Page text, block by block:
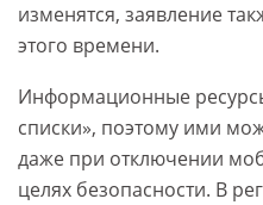
изменятся, заявление
этого времени.
Информационные
списки», поэтому ими
даже при отключении
целях безопасности. В